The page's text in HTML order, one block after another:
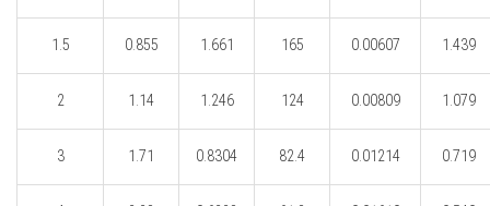
1.5 0.855 1.661 165 0.00607 1.439
2 1.14 1.246 124 0.00809 1.079
3 1.71 0.8304 82.4 0.01214 0.719